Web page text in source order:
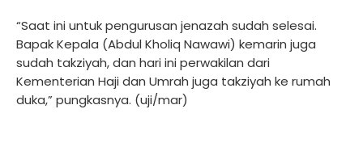
“Saat ini untuk pengurusan jenazah sudah selesai.
Bapak Kepala (Abdul Kholiq Nawawi) kemarin juga
sudah takziyah, dan hari ini perwakilan dari
Kementerian Haji dan Umrah juga takziyah ke rumah
duka,” pungkasnya. (uji/mar)